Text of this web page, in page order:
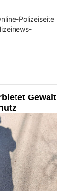
Polizeiseite
Gewalt